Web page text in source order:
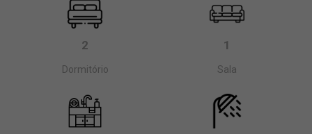
2
Dormitório
1
Sala